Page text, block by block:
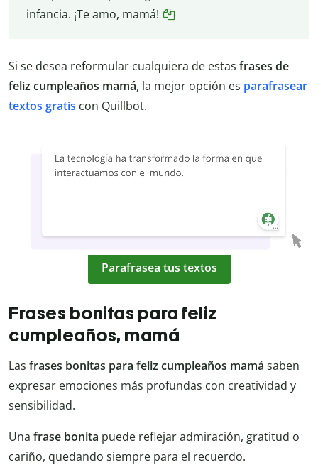
infancia. ¡Te amo, mamá!
Si se desea reformular cualquiera de estas frases de
feliz cumpleaños mamá, la mejor opción es parafrasear
textos gratis con Quillbot.
Parafrasea tus textos
Frases bonitas para feliz
cumpleaños, mamá
Las frases bonitas para feliz cumpleaños mamá saben
expresar emociones más profundas con creatividad y
sensibilidad.
Una frase bonita puede reflejar admiración, gratitud o
cariño, quedando siempre para el recuerdo.